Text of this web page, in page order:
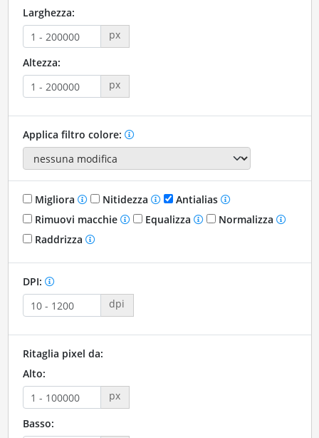
Larghezza:
px
Altezza:
px
Applica filtro colore:
Migliora Nitidezza
Antialias
Rimuovi macchie
Equalizza
Normalizza
Raddrizza
DPI:
dpi
Ritaglia pixel da:
Alto:
px
Basso: